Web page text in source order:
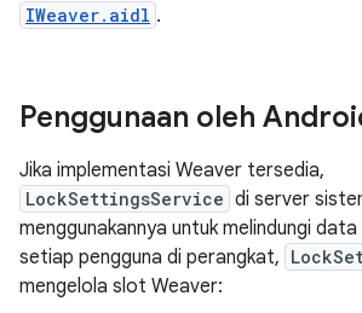
IWeaver.aidl .
Penggunaan oleh
Jika implementasi Weaver tersedia,
LockSettingsService di server
menggunakannya untuk melindungi
setiap pengguna di perangkat,
mengelola slot Weaver: